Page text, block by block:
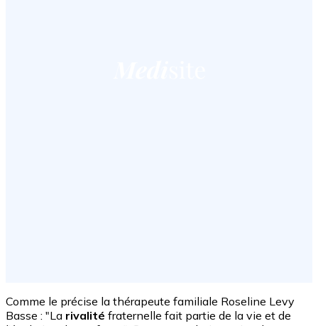
Comme le précise la thérapeute familiale Roseline Levy
Basse : "La rivalité fraternelle fait partie de la vie et de